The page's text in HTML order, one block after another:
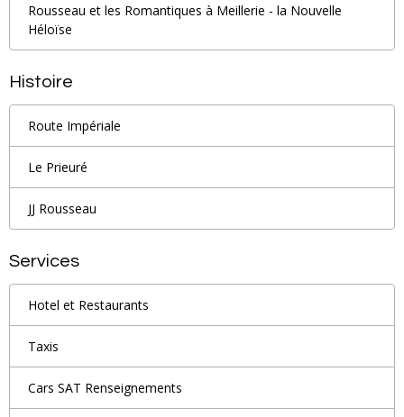
Rousseau et les Romantiques à Meillerie - la Nouvelle
Héloïse
Histoire
Route Impériale
Le Prieuré
JJ Rousseau
Services
Hotel et Restaurants
Taxis
Cars SAT Renseignements